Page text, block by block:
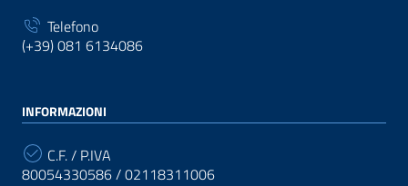
Telefono
(+39) 081 6134086
INFORMAZIONI
C.F. / P.IVA
80054330586 / 02118311006